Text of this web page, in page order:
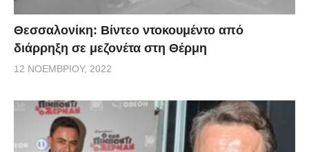
Θεσσαλονίκη: Βίντεο ντοκουμέντο από
διάρρηξη σε μεζονέτα στη Θέρμη
12 ΝΟΕΜΒΡΊΟΥ, 2022